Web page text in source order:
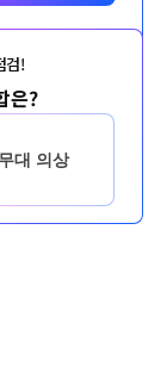
검!
은?
대 의상